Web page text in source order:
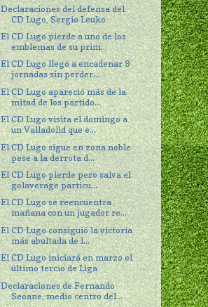
Declaraciones del defensa del
CD Lugo, Sergio Leuko
El CD Lugo pierde a uno de los
emblemas de su prim...
El CD Lugo llegó a encadenar 9
jornadas sin perder...
El CD Lugo apareció más de la
mitad de los partido...
El CD Lugo visita el domingo a
un Valladolid que e...
El CD Lugo sigue en zona noble
pese a la derrota d...
El CD Lugo pierde pero salva el
golaverage particu...
El CD Lugo se reencuentra
mañana con un jugador re...
El CD Lugo consiguió la victoria
más abultada de l...
El CD Lugo iniciará en marzo el
último tercio de Liga
Declaraciones de Fernando
Seoane, medio centro del...